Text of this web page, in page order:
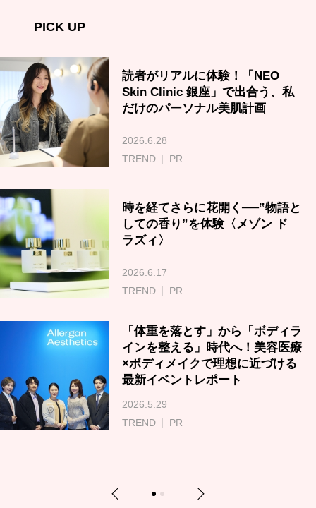
PICK UP
読者がリアルに体験！「NEO
Skin Clinic 銀座」で出合う、私
だけのパーソナル美肌計画
2026.6.28
TREND
PR
時を経てさらに花開く──‟物語と
しての香り”を体験〈メゾン ド
ラズィ〉
2026.6.17
TREND
PR
「体重を落とす」から「ボディラ
インを整える」時代へ！美容医療
×ボディメイクで理想に近づける
最新イベントレポート
2026.5.29
TREND
PR
Previous 1 2 Next